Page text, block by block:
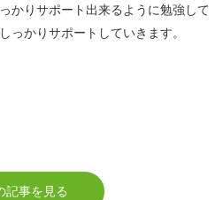
かりサポート出来るように勉強して
っかりサポートしていきます。
記事を見る